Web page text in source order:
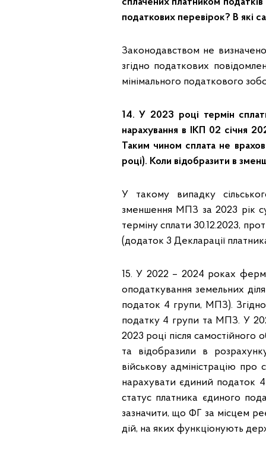
сплачених платником
податкових перевірок? В які
Законодавством не
згідно податкових
мінімального податкового
14. У 2023 році термін
нарахування в ІКП 02 січня
Таким чином сплата не
році). Коли відобразити в
У такому випадку
зменшення МПЗ за 2023 рік
терміну сплати 30.12.2023,
(додаток 3 Декларації
15. У 2022 – 2024 роках
оподаткування земельних
податок 4 групи, МПЗ).
податку 4 групи та МПЗ. У
2023 році після самостійного
та відобразили в
військову адміністрацію про
нарахувати єдиний податок
статус платника єдиного
зазначити, що ФГ за місцем
дій, на яких функціонують